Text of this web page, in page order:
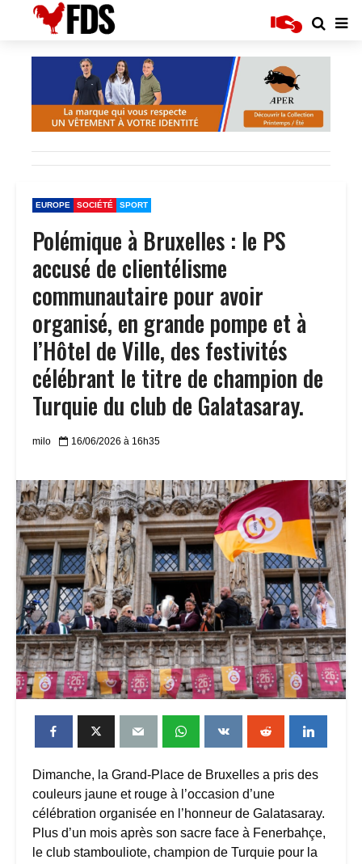
EUROPE SOCIÉTÉ SPORT
Polémique à Bruxelles : le PS
accusé de clientélisme
communautaire pour avoir
organisé, en grande pompe et à
l’Hôtel de Ville, des festivités
célébrant le titre de champion de
Turquie du club de Galatasaray.
milo 16/06/2026 à 16h35
Dimanche, la Grand-Place de Bruxelles a pris des
couleurs jaune et rouge à l’occasion d’une
célébration organisée en l’honneur de Galatasaray.
Plus d’un mois après son sacre face à Fenerbahçe,
le club stambouliote, champion de Turquie pour la